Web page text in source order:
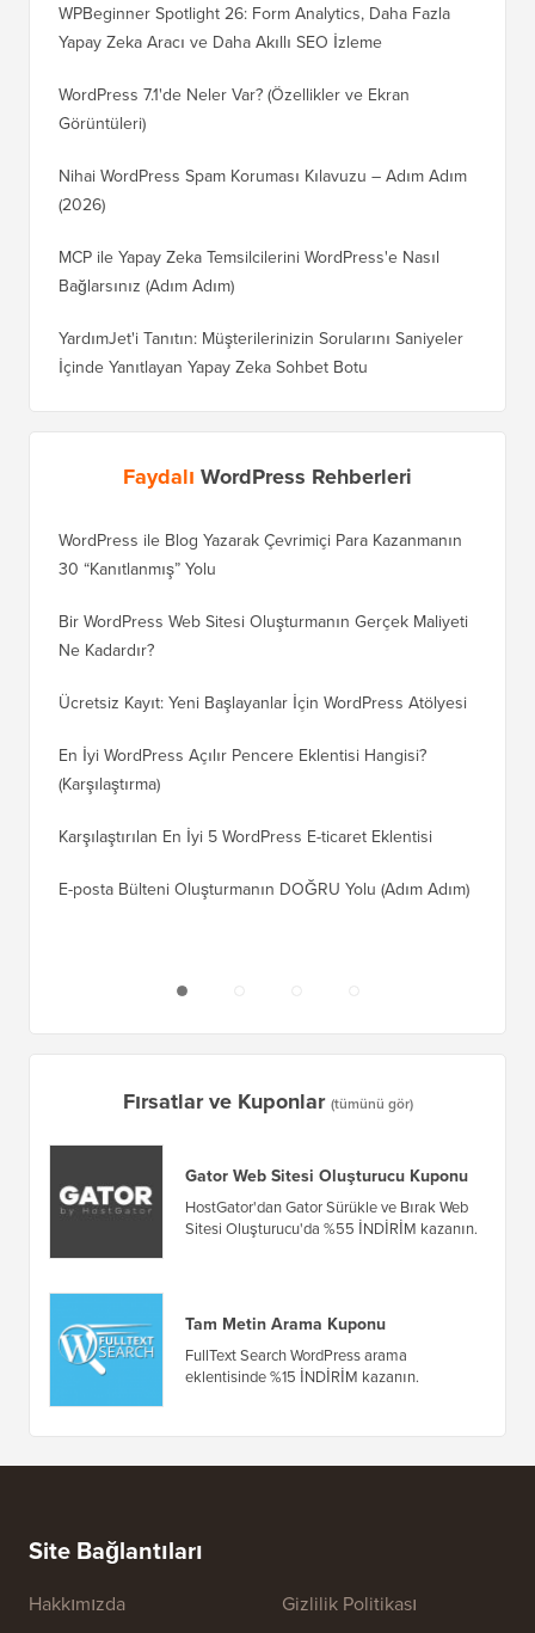
WPBeginner Spotlight 26: Form Analytics, Daha Fazla
Yapay Zeka Aracı ve Daha Akıllı SEO İzleme
WordPress 7.1'de Neler Var? (Özellikler ve Ekran
Görüntüleri)
Nihai WordPress Spam Koruması Kılavuzu – Adım Adım
(2026)
MCP ile Yapay Zeka Temsilcilerini WordPress'e Nasıl
Bağlarsınız (Adım Adım)
YardımJet'i Tanıtın: Müşterilerinizin Sorularını Saniyeler
İçinde Yanıtlayan Yapay Zeka Sohbet Botu
Faydalı WordPress Rehberleri
WordPress ile Blog Yazarak Çevrimiçi Para Kazanmanın
30 “Kanıtlanmış” Yolu
Bir WordPress Web Sitesi Oluşturmanın Gerçek Maliyeti
Ne Kadardır?
Ücretsiz Kayıt: Yeni Başlayanlar İçin WordPress Atölyesi
En İyi WordPress Açılır Pencere Eklentisi Hangisi?
(Karşılaştırma)
Karşılaştırılan En İyi 5 WordPress E-ticaret Eklentisi
E-posta Bülteni Oluşturmanın DOĞRU Yolu (Adım Adım)
Fırsatlar ve Kuponlar (tümünü gör)
Gator Web Sitesi Oluşturucu Kuponu
HostGator'dan Gator Sürükle ve Bırak Web
Sitesi Oluşturucu'da %55 İNDİRİM kazanın.
Tam Metin Arama Kuponu
FullText Search WordPress arama
eklentisinde %15 İNDİRİM kazanın.
Site Bağlantıları
Hakkımızda Gizlilik Politikası